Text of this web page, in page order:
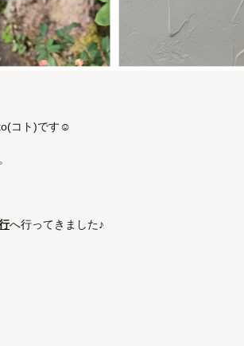
コト)です☺︎
へ行ってきました♪